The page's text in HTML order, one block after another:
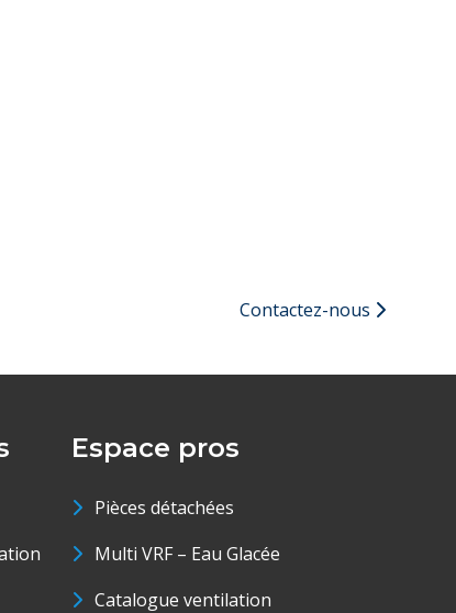
Contactez-nous
Espace pros
Pièces détachées
Multi VRF – Eau Glacée
Catalogue ventilation